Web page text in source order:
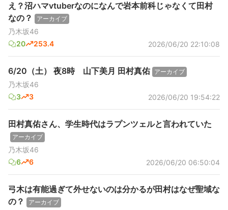
え？沼ハマvtuberなのになんで岩本前科じゃなくて田村
なの？
アーカイブ
乃木坂46
20
253.4 2026/06/20 22:10:08
6/20（土） 夜8時 山下美月 田村真佑 アーカイブ
乃木坂46
3
3 2026/06/20 19:54:22
田村真佑さん、学生時代はラプンツェルと言われていた
アーカイブ
乃木坂46
6
6 2026/06/20 06:50:04
弓木は有能過ぎて外せないのは分かるが田村はなぜ聖域な
の？
アーカイブ